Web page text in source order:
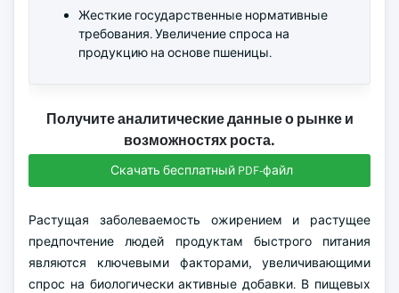
Жесткие государственные нормативные
требования. Увеличение спроса на
продукцию на основе пшеницы.
Получите аналитические данные о рынке и
возможностях роста.
Скачать бесплатный PDF-файл
Растущая заболеваемость ожирением и растущее
предпочтение людей продуктам быстрого питания
являются ключевыми факторами, увеличивающими
спрос на биологически активные добавки. В пищевых